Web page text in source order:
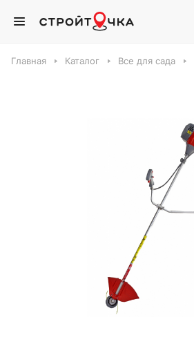
Главная Каталог Все для сада